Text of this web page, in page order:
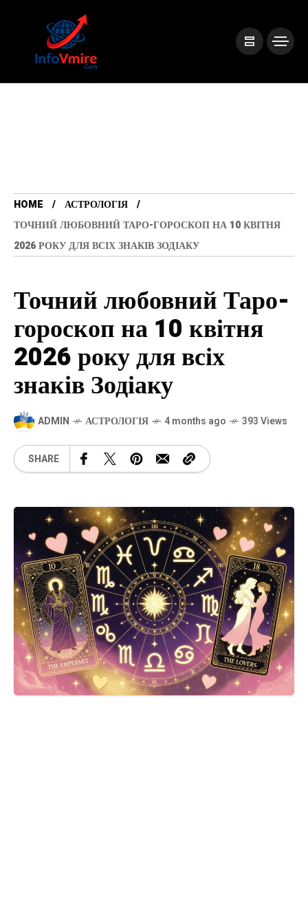
HOME
АСТРОЛОГІЯ
ТОЧНИЙ ЛЮБОВНИЙ ТАРО-ГОРОСКОП НА 10 КВІТНЯ
2026 РОКУ ДЛЯ ВСІХ ЗНАКІВ ЗОДІАКУ
Точний любовний Таро-
гороскоп на 10 квітня
2026 року для всіх
знаків Зодіаку
ADMIN АСТРОЛОГІЯ 4 months ago 393 Views
SHARE